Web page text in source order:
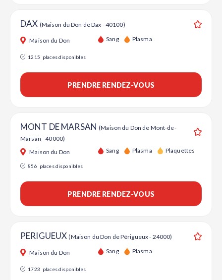
DAX (Maison du Don de Dax - 40100)
Maison du Don Sang Plasma
1215 places disponibles
PRENDRE RENDEZ-VOUS
MONT DE MARSAN(Maison du Don de Mont-de-
Marsan - 40000)
Maison du Don Sang Plasma Plaquettes
856 places disponibles
PRENDRE RENDEZ-VOUS
PERIGUEUX(Maison du Don de Périgueux - 24000)
Maison du Don Sang Plasma
1723 places disponibles